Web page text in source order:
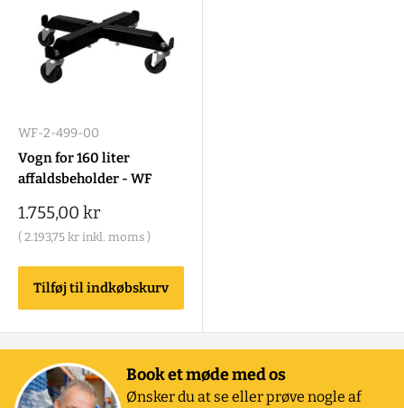
WF-2-499-00
Vogn for 160 liter
affaldsbeholder - WF
Salgspris
1.755,00 kr
( 2.193,75 kr inkl. moms )
Tilføj til indkøbskurv
Book et møde med os
Ønsker du at se eller prøve nogle af